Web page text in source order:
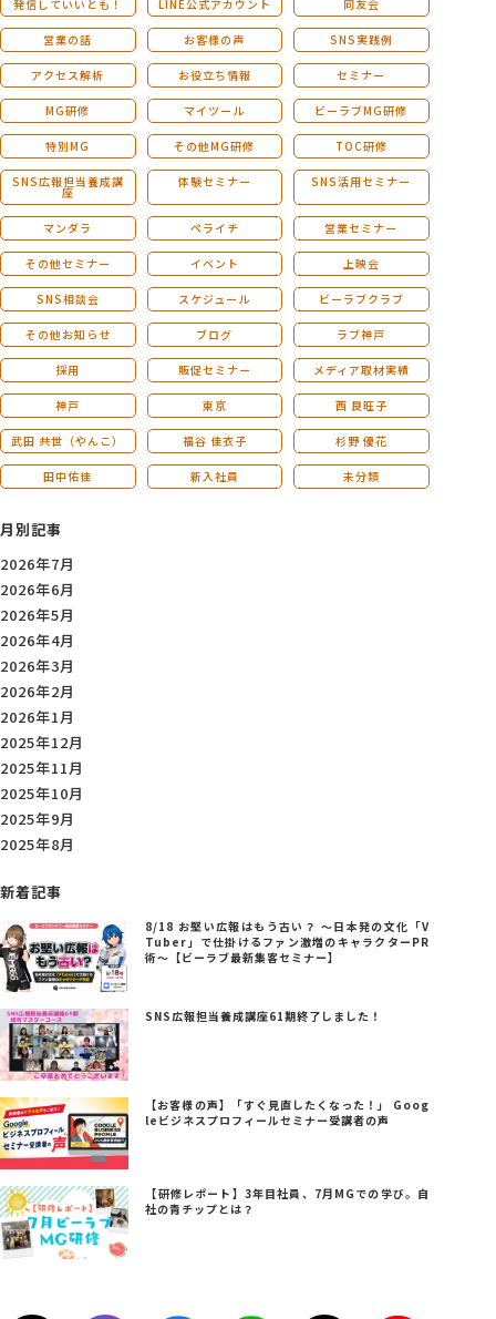
発信していいとも！ LINE公式アカウント 同友会
営業の話 お客様の声 SNS実践例
アクセス解析 お役立ち情報 セミナー
MG研修 マイツール ビーラブMG研修
特別MG その他MG研修 TOC研修
SNS広報担当養成講
座
体験セミナー SNS活用セミナー
マンダラ ペライチ 営業セミナー
その他セミナー イベント 上映会
SNS相談会 スケジュール ビーラブクラブ
その他お知らせ ブログ ラブ神戸
採用 販促セミナー メディア取材実績
神戸 東京 西 良旺子
武田 共世（やんこ） 福谷 佳衣子 杉野 優花
田中佑佳 新入社員 未分類
月別記事
2026年7月
2026年6月
2026年5月
2026年4月
2026年3月
2026年2月
2026年1月
2025年12月
2025年11月
2025年10月
2025年9月
2025年8月
新着記事
8/18 お堅い広報はもう古い？ ～日本発の文化「V
Tuber」で仕掛けるファン激増のキャラクターPR
術～【ビーラブ最新集客セミナー】
SNS広報担当養成講座61期終了しました！
【お客様の声】「すぐ見直したくなった！」 Goog
leビジネスプロフィールセミナー受講者の声
【研修レポート】3年目社員、7月MGでの学び。自
社の青チップとは？